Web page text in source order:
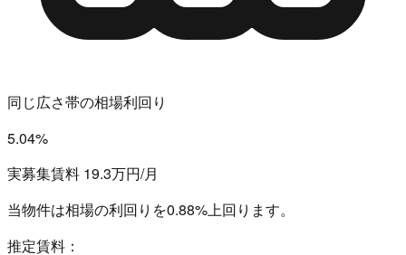
同じ広さ帯の相場利回り
5.04%
実募集賃料 19.3万円/月
当物件は相場の利回りを0.88%上回ります。
推定賃料：